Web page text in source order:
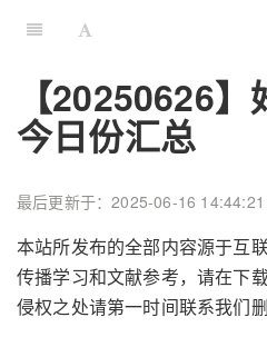
【20250626
今日份汇总
最后更新于：2025-06-16 14:44:21
本站所发布的全部内容源于互
传播学习和文献参考，请在下
侵权之处请第一时间联系我们删